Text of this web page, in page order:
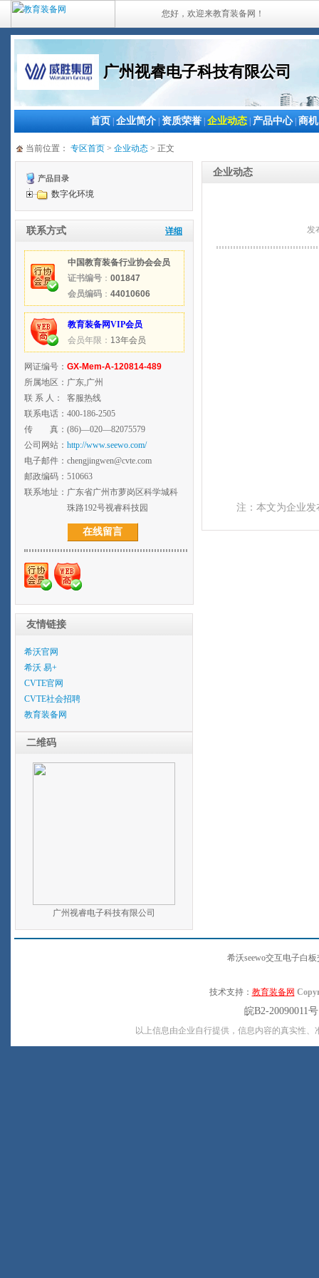
您好，欢迎来教育装备网！
广州视睿电子科技有限公司
首页 企业简介 资质荣誉 企业动态 产品中心| 商机
当前位置： 专区首页 > 企业动态 > 正文
产品目录
数字化环境
联系方式 详细
中国教育装备行业协会会员
证书编号 ： 001847
会员编码 ： 44010606
教育装备网VIP会员
会员年限： 13年会员
网证编号： GX-Mem-A-120814-489
所属地区： 广东,广州
联 系 人：
客服热线
联系电话： 400-186-2505
传 真： (86)—020—82075579
公司网站： http://www.seewo.com/
电子邮件： chengjingwen@cvte.com
邮政编码： 510663
联系地址： 广东省广州市萝岗区科学城科
珠路192号视睿科技园
在线留言
友情链接
希沃官网
希沃 易+
CVTE官网
CVTE社会招聘
教育装备网
二维码
广州视睿电子科技有限公司
企业动态
发
注：本文为企业
希沃seewo交互电子白
技术支持： 教育装备网
皖B2-20090011
以上信息由企业自行提供，信息内容的真实性